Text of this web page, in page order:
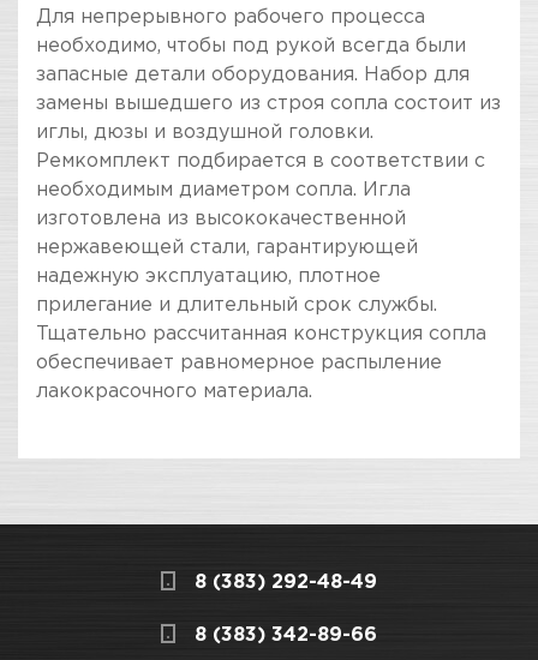
КОМПАНИЯ "ЗВЕЗДА УДАЧИ" ЯВЛЯЕТСЯ
ОФИЦИАЛЬНЫМ ДИЛЕРОМ БРЕНДА SATA
Для непрерывного рабочего процесса
необходимо, чтобы под рукой всегда были
запасные детали оборудования. Набор для
замены вышедшего из строя сопла состоит из
иглы, дюзы и воздушной головки.
Ремкомплект подбирается в соответствии с
необходимым диаметром сопла. Игла
изготовлена из высококачественной
нержавеющей стали, гарантирующей
надежную эксплуатацию, плотное
прилегание и длительный срок службы.
Тщательно рассчитанная конструкция сопла
обеспечивает равномерное распыление
лакокрасочного материала.
СКЛАДСКОЙ КОМПЛЕКС
получение товара максимально комфортными,
поэтому подготовили для Вас самую
8 (383) 292-48-49
8 (383) 342-89-66